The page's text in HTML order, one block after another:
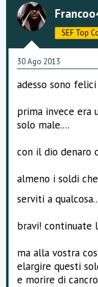
SEF Top
30 Ago 2013
adesso sono
prima invece era
solo male....
con il dio denaro
almeno i soldi
serviti a
bravi! continuate
ma alla vostra
elargire questi
e morire di